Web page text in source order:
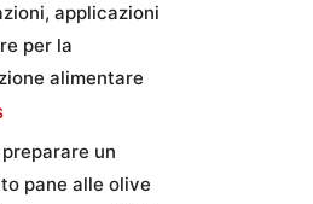
applicazioni
per la
alimentare
un
pane alle olive